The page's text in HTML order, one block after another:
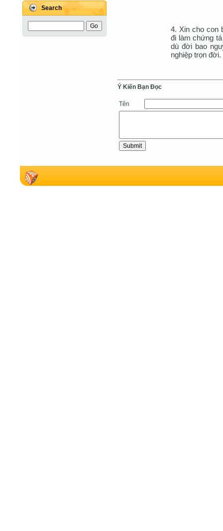
Search
4. Xin cho con
đi làm chứng
dù đời bao
nghiệp trọn đời.
Ý Kiến Bạn Ðọc
Tên